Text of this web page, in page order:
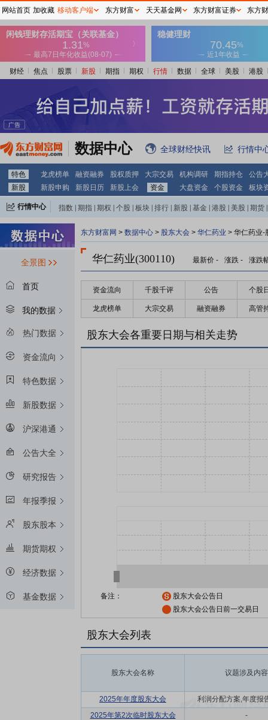
财经 焦点 股票 新股 期指 期权 行情 数据 全球 美股 港股
数据中心 全球财经快讯 行情中
特色 龙虎榜单 融资融券 股权质押 大宗交易 机构调研 期指持仓
公告
新股
新股申购 新股日历 新股上会 资金 大盘资金 个股资金 板块
行情中心 指数 期指 期权 个股 板块 排行 新股 基金 港股 美股 期货
全景图
首页
我的数据
热门数据
资金流向
特色数据
新股数据
沪深港通
公告大全
研究报告
年报季报
股东股本
期货期权
经济数据
基金数据
东方财富网 > 数据中心 > 股东大会 > 华仁药业 > 华仁药业-
华仁药业(300110) 最新价 - 涨跌 - 涨跌
资金流向 千股千评 公告 个股
龙虎榜单 大宗交易 融资融券 高管
股东大会各重要日期与相关走势
备注：
股东大会公告日
股东大会公告日前一交易日
股东大会列表
股东大会名称 议题涉及内容
2025年年度股东大会
利润分配方案,年度报
2025年第2次临时股东大会
-
网站首页 加收藏 移动客户端 东方财富 天天基金网 东方财富证券 东方